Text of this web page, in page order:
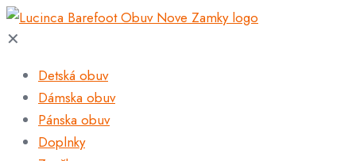
✕
Detská obuv
Dámska obuv
Pánska obuv
Doplnky